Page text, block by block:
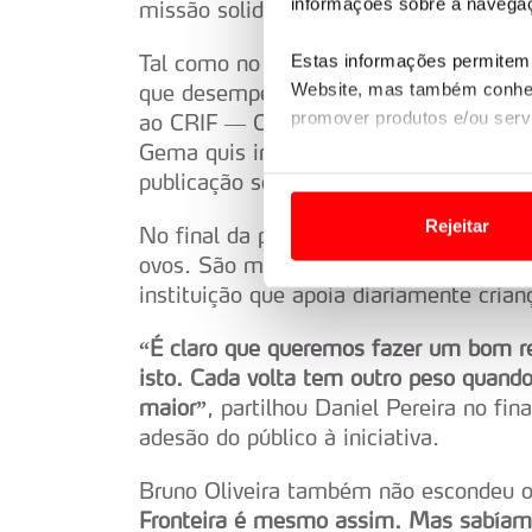
Estas informações
Website, mas também
promover produtos e/ou
Usamos cookies para
funcionalidades de redes
Adicionalmente partilhamos
e organizações na UE e em
O ACP garantirá que as
Realçamos que o bloqueio
Rejeitar
missão solidária que tem vindo a
Tal como no ano passado, cada
que desempenho, representa um ovo
ao CRIF — Centro de Reabilitação e
Gema quis ir ainda mais longe e por
publicação solidária da equipa no
No final da prova, feitas as contas, a
ovos. São mais de 130 dúzias, um
instituição que apoia diariamente
“É claro que queremos fazer um bom
isto. Cada volta tem outro peso
maior”, partilhou Daniel Pereira no
adesão do público à iniciativa.
Bruno Oliveira também não escondeu
Fronteira é mesmo assim. Mas